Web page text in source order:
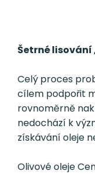
Šetrné lisování
Celý proces
cílem podpořit
rovnoměrně
nedochází k
získávání oleje
Olivové oleje